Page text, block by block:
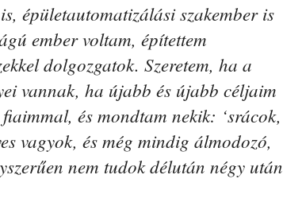
épületautomatizálási szakember is
ember voltam, építettem
dolgozgatok. Szeretem, ha a
vannak, ha újabb és újabb céljaim
és mondtam nekik: ‘srácok,
vagyok, és még mindig álmodozó,
nem tudok délután négy után